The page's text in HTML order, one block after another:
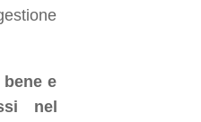
e
nel